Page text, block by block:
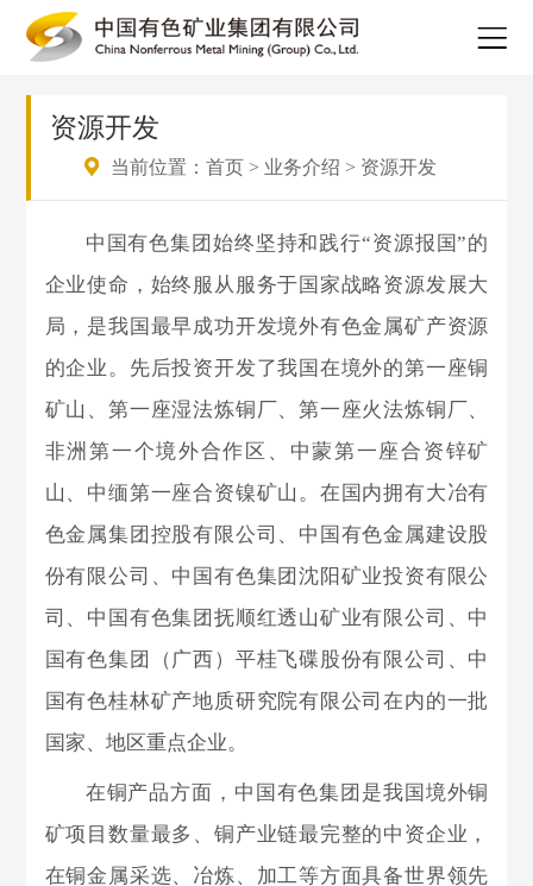
资源开发
当前位置：首页 > 业务介绍 > 资源开发
中国有色集团始终坚持和践行“资源报国”的
企业使命，始终服从服务于国家战略资源发展大
局，是我国最早成功开发境外有色金属矿产资源
的企业。先后投资开发了我国在境外的第一座铜
矿山、第一座湿法炼铜厂、第一座火法炼铜厂、
非洲第一个境外合作区、中蒙第一座合资锌矿
山、中缅第一座合资镍矿山。在国内拥有大冶有
色金属集团控股有限公司、中国有色金属建设股
份有限公司、中国有色集团沈阳矿业投资有限公
司、中国有色集团抚顺红透山矿业有限公司、中
国有色集团（广西）平桂飞碟股份有限公司、中
国有色桂林矿产地质研究院有限公司在内的一批
国家、地区重点企业。
在铜产品方面，中国有色集团是我国境外铜
矿项目数量最多、铜产业链最完整的中资企业，
在铜金属采选、冶炼、加工等方面具备世界领先